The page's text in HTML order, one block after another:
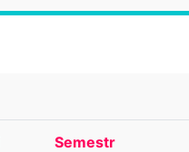
Semestr